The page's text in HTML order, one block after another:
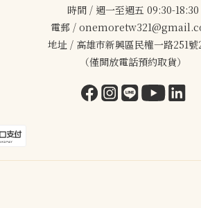
時間 / 週一至週五 09:30-18:30
電郵 /
地址 / 高雄市新興區民權一路251號
（僅開放電話預約取貨）